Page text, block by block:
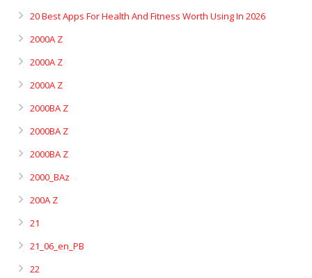
20 Best Apps For Health And Fitness Worth Using In 2026
2000A Z
2000A Z
2000A Z
2000BA Z
2000BA Z
2000BA Z
2000_BAz
200A Z
21
21_06_en_PB
22